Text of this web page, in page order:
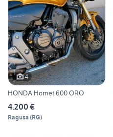
4
HONDA Hornet 600 ORO
4.200 €
Ragusa (RG)